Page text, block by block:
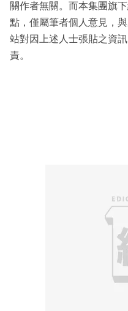
關作者無關。而本集團旗
點，僅屬筆者個人意見，
站對因上述人士張貼之資
責。